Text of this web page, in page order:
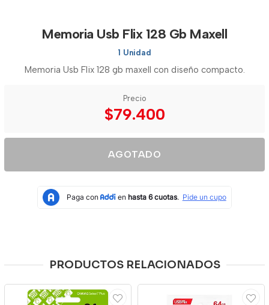
Memoria Usb Flix 128 Gb Maxell
1 Unidad
Memoria Usb Flix 128 gb maxell con diseño compacto.
Precio
$79.400
AGOTADO
PRODUCTOS RELACIONADOS